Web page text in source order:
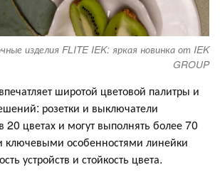
изделия FLITE IEK: яркая новинка от IEK
GROUP
широтой цветовой палитры и
розетки и выключатели
20 цветах и могут выполнять более 70
ключевыми особенностями линейки
устройств и стойкость цвета.